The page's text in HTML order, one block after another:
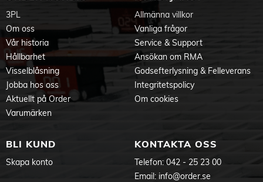
3PL
Om oss
Vår historia
Hållbarhet
Visselblåsning
Jobba hos oss
Aktuellt på Order
Varumärken
Allmänna villkor
Vanliga frågor
Service & Support
Ansökan om RMA
Godsefterlysning & Felleverans
Integritetspolicy
Om cookies
BLI KUND
Skapa konto
KONTAKTA OSS
Telefon: 042 - 25 23 00
Email: info@order.se